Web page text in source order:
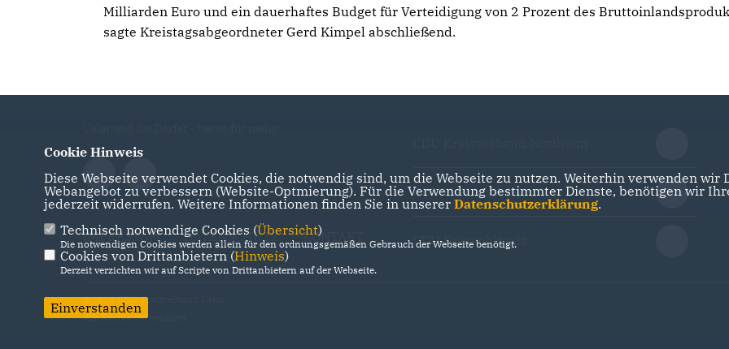
Milliarden Euro und ein dauerhaftes Budget für Verteidigung von 2 Prozent des
sagte Kreistagsabgeordneter Gerd Kimpel abschließend.
IMPRESSUM DATENSCHUTZ KONTAKT
CDU Niedersachsen
CDU Deutschlands
@2026 CDU Stadtverband Uslar
Alle Rechte vorbehalten.
Cookie Hinweis
Diese Webseite verwendet Cookies, die notwendig sind, um die Webseite zu nutzen. Weiterhin verwenden
Webangebot zu verbessern (Website-Optmierung). Für die Verwendung bestimmter Dienste, benötigen wir
jederzeit widerrufen. Weitere Informationen finden Sie in unserer Datenschutzerklärung.
Technisch notwendige Cookies (Übersicht)
Die notwendigen Cookies werden allein für den ordnungsgemäßen Gebrauch der Webseite benötigt.
Cookies von Drittanbietern (Hinweis)
Derzeit verzichten wir auf Scripte von Drittanbietern auf der Webseite.
Einverstanden